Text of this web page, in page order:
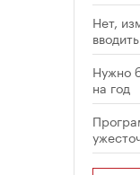
Нет,
Нужно
на год